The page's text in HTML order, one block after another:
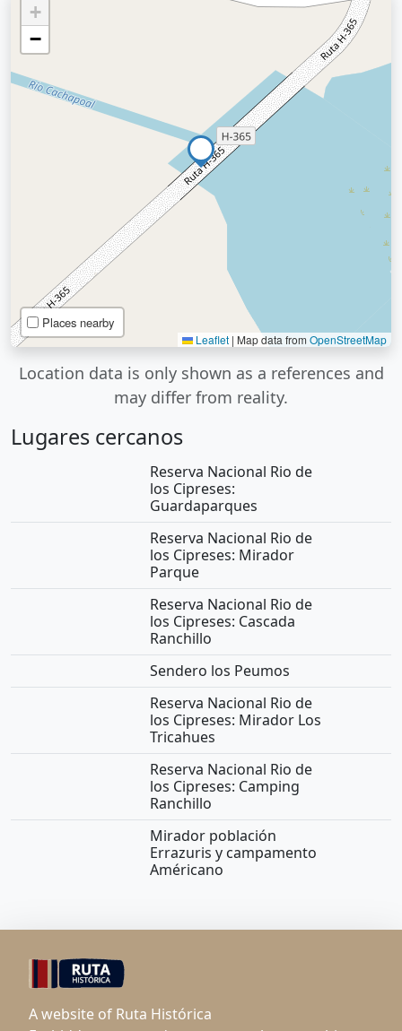
+
−
Places nearby
Leaflet | Map data from OpenStreetMap
Location data is only shown as a references and
may differ from reality.
Lugares cercanos
Reserva Nacional Rio de
los Cipreses:
Guardaparques
Reserva Nacional Rio de
los Cipreses: Mirador
Parque
Reserva Nacional Rio de
los Cipreses: Cascada
Ranchillo
Sendero los Peumos
Reserva Nacional Rio de
los Cipreses: Mirador Los
Tricahues
Reserva Nacional Rio de
los Cipreses: Camping
Ranchillo
Mirador población
Errazuris y campamento
Américano
A website of Ruta Histórica